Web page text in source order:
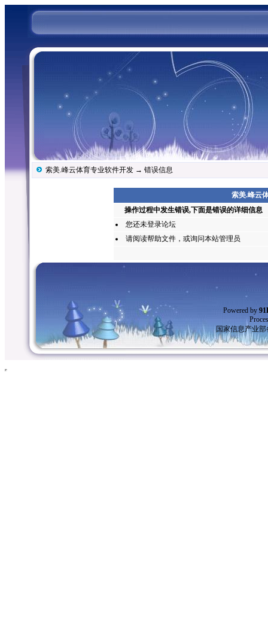
索美.峰云体育专业软件开发 → 错误信息
索美.峰云
操作过程中发生错误,下面是错误的详细信息
您还未登录论坛
请阅读帮助文件，或询问本站管理员
Powered by
国家信息产业部